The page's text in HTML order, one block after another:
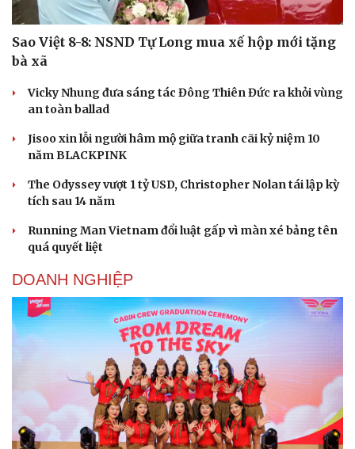
Sao Việt 8-8: NSND Tự Long mua xế hộp mới tặng
bà xã
Vicky Nhung đưa sáng tác Đông Thiên Đức ra khỏi vùng
an toàn ballad
Jisoo xin lỗi người hâm mộ giữa tranh cãi kỷ niệm 10
năm BLACKPINK
The Odyssey vượt 1 tỷ USD, Christopher Nolan tái lập kỳ
tích sau 14 năm
Running Man Vietnam đổi luật gấp vì màn xé bảng tên
quá quyết liệt
DOANH NGHIỆP